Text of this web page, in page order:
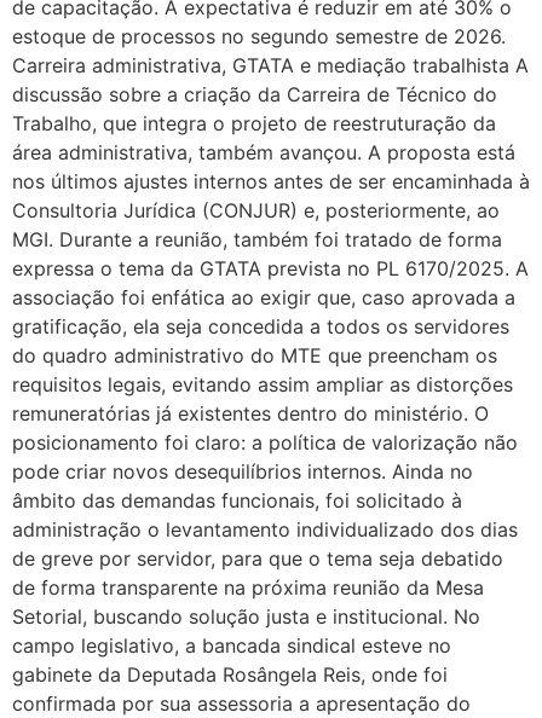
de capacitação. A expectativa é reduzir em até 30% o
estoque de processos no segundo semestre de 2026.
Carreira administrativa, GTATA e mediação trabalhista A
discussão sobre a criação da Carreira de Técnico do
Trabalho, que integra o projeto de reestruturação da
área administrativa, também avançou. A proposta está
nos últimos ajustes internos antes de ser encaminhada à
Consultoria Jurídica (CONJUR) e, posteriormente, ao
MGI. Durante a reunião, também foi tratado de forma
expressa o tema da GTATA prevista no PL 6170/2025. A
associação foi enfática ao exigir que, caso aprovada a
gratificação, ela seja concedida a todos os servidores
do quadro administrativo do MTE que preencham os
requisitos legais, evitando assim ampliar as distorções
remuneratórias já existentes dentro do ministério. O
posicionamento foi claro: a política de valorização não
pode criar novos desequilíbrios internos. Ainda no
âmbito das demandas funcionais, foi solicitado à
administração o levantamento individualizado dos dias
de greve por servidor, para que o tema seja debatido
de forma transparente na próxima reunião da Mesa
Setorial, buscando solução justa e institucional. No
campo legislativo, a bancada sindical esteve no
gabinete da Deputada Rosângela Reis, onde foi
confirmada por sua assessoria a apresentação do